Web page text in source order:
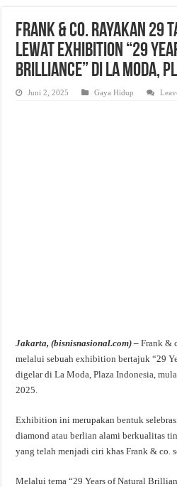
Dibutuhkan Marketing. Lamaran di-email
Frank & co. Rayakan 29
Lewat Exhibition “29
Brilliance” di La Moda,
Juni 2, 2025 Gaya Hidup
Jakarta, (bisnisnasional.com) – Frank &
melalui sebuah exhibition bertajuk “29
digelar di La Moda, Plaza Indonesia,
2025.
Exhibition ini merupakan bentuk
diamond atau berlian alami berkualitas
yang telah menjadi ciri khas Frank & co.
Melalui tema “29 Years of Natural